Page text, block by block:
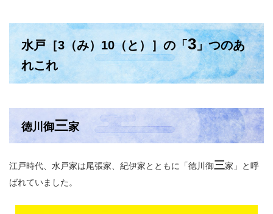
水戸［3（み）10（と）］の「 3」​つのあ
れこれ
徳川御三家
江戸時代、水戸家は尾張家、紀伊家とともに「徳川御三家」と呼
ばれていました。